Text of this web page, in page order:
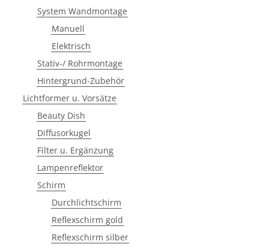
System Wandmontage
Manuell
Elektrisch
Stativ-/ Rohrmontage
Hintergrund-Zubehör
Lichtformer u. Vorsätze
Beauty Dish
Diffusorkugel
Filter u. Ergänzung
Lampenreflektor
Schirm
Durchlichtschirm
Reflexschirm gold
Reflexschirm silber